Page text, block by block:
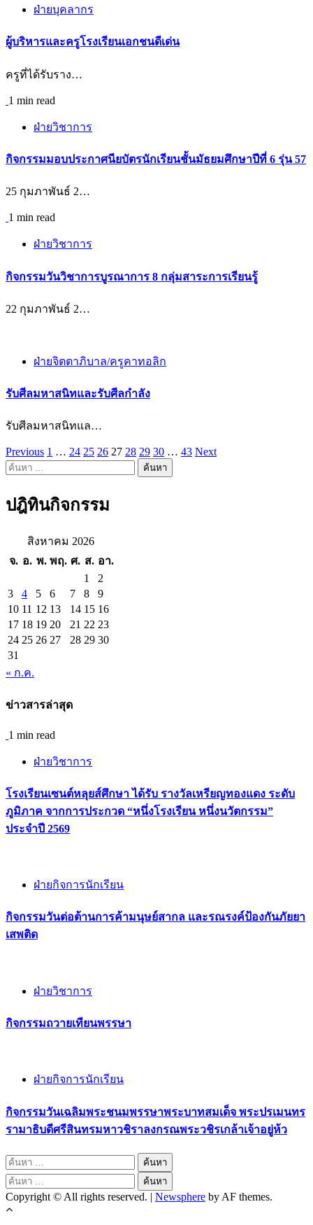
ฝ่ายบุคลากร
ผู้บริหารและครูโรงเรียนเอกชนดีเด่น
ครูที่ได้รับราง…
1 min read
ฝ่ายวิชาการ
กิจกรรมมอบประกาศนียบัตรนักเรียนชั้นมัธยมศึกษาปีที่ 6 รุ่น 57
25 กุมภาพันธ์ 2…
1 min read
ฝ่ายวิชาการ
กิจกรรมวันวิชาการบูรณาการ 8 กลุ่มสาระการเรียนรู้
22 กุมภาพันธ์ 2…
ฝ่ายจิตตาภิบาล/ครูคาทอลิก
รับศีลมหาสนิทและรับศีลกำลัง
รับศีลมหาสนิทแล…
แนะแนว
Previous 1 … 24 25 26 27 28 29 30 … 43 Next
ค้นหา
ปฎิทินกิจกรรม
สิงหาคม 2026
จ. อ. พ. พฤ. ศ. ส. อา.
1
2
3
4 5 6 7 8
9
10 11 12 13 14 15 16
17 18 19 20 21 22 23
24 25 26 27 28 29 30
31
« ก.ค.
ข่าวสารล่าสุด
1 min read
ฝ่ายวิชาการ
โรงเรียนเซนต์หลุยส์ศึกษา ได้รับ รางวัลเหรียญทองแดง ระดับ
ภูมิภาค จากการประกวด “หนึ่งโรงเรียน หนึ่งนวัตกรรม”
ประจำปี 2569
ฝ่ายกิจการนักเรียน
กิจกรรม​วันต่อต้านการค้ามนุษย์สากล และรณรงค์ป้องกันภัยยา
เสพติด
ฝ่ายวิชาการ
กิจกรรมถวายเทียนพรรษา
ฝ่ายกิจการนักเรียน
กิจกรรมวันเฉลิมพระชนมพรรษาพระบาทสมเด็จ พระปรเมนทร
รามาธิบดีศรีสินทรมหาวชิราลงกรณพระวชิรเกล้าเจ้าอยู่ห้ว
ค้นหา
สำหรับ:
ค้นหา
สำหรับ:
Copyright © All rights reserved. | Newsphere by AF themes.